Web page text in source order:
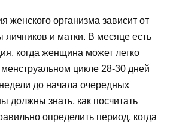
женского организма зависит от
яичников и матки. В месяце есть
когда женщина может легко
цикле 28-30 дней
до начала очередных
знать, как посчитать
определить период, когда